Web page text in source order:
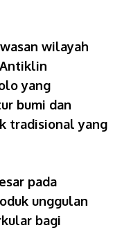
wilayah
yang
bumi dan
tradisional yang
pada
unggulan
bagi